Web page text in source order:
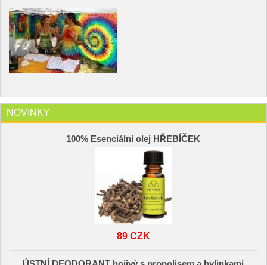
NOVINKY
100% Esenciální olej HŘEBÍČEK
89 CZK